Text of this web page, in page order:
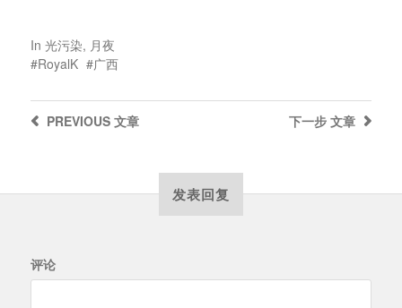
In 光污染, 月夜
RoyalK
广西
下一步 文章
PREVIOUS文章
发表回复
评论